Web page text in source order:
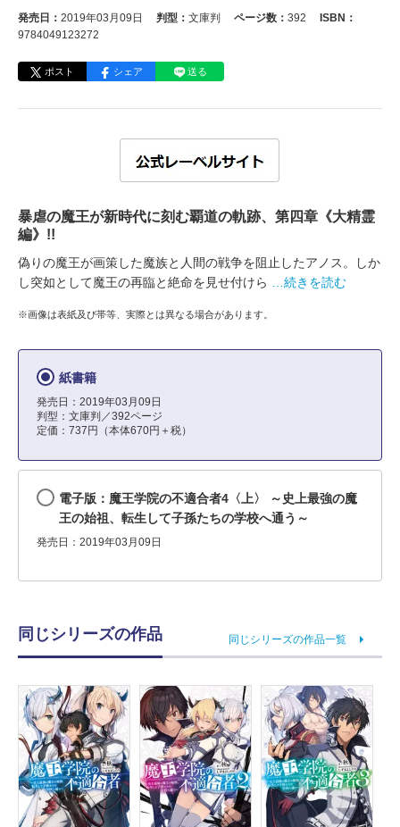
発売日： 2019年03月09日 判型： 文庫判 ページ数： 392
ISBN：
9784049123272
ポスト シェア 送る
暴虐の魔王が新時代に刻む覇道の軌跡、第四章《大精霊
編》!!
偽りの魔王が画策した魔族と人間の戦争を阻止したアノス。しか
し突如として魔王の再臨と絶命を見せ付けら
…続きを読む
※画像は表紙及び帯等、実際とは異なる場合があります。
紙書籍
発売日：2019年03月09日
判型：文庫判／392ページ
定価：737円（本体670円＋税）
電子版：魔王学院の不適合者4〈上〉 ～史上最強の魔
王の始祖、転生して子孫たちの学校へ通う～
発売日：2019年03月09日
同じシリーズの作品 同じシリーズの作品一覧